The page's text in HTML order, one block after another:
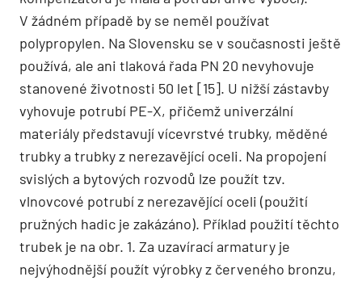
V žádném případě by se neměl používat
polypropylen. Na Slovensku se v současnosti ještě
používá, ale ani tlaková řada PN 20 nevyhovuje
stanovené životnosti 50 let [15]. U nižší zástavby
vyhovuje potrubí PE-X, přičemž univerzální
materiály představují vícevrstvé trubky, měděné
trubky a trubky z nerezavějící oceli. Na propojení
svislých a bytových rozvodů lze použít tzv.
vlnovcové potrubí z nerezavějící oceli (použití
pružných hadic je zakázáno). Příklad použití těchto
trubek je na obr. 1. Za uzavírací armatury je
nejvýhodnější použít výrobky z červeného bronzu,